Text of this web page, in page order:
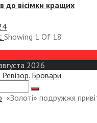
до вісімки кращих
Showing 1 Of 18
2026
«Золоті» подружжя